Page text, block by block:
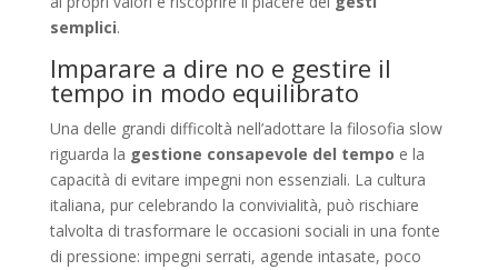
semplici.
Imparare a dire no e gestire il
tempo in modo equilibrato
Una delle grandi difficoltà nell’adottare la filosofia slow
riguarda la gestione consapevole del tempo e la
capacità di evitare impegni non essenziali. La cultura
italiana, pur celebrando la convivialità, può rischiare
talvolta di trasformare le occasioni sociali in una fonte
di pressione: impegni serrati, agende intasate, poco